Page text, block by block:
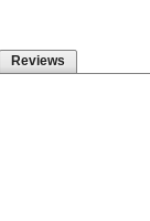
Reviews